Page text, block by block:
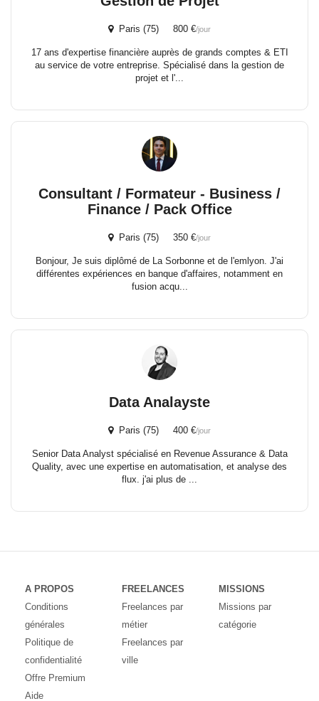
Paris (75) 800 €/jour
17 ans d'expertise financière auprès de grands comptes & ETI
au service de votre entreprise. Spécialisé dans la gestion de
projet et l'...
Consultant / Formateur - Business /
Finance / Pack Office
Paris (75) 350 €/jour
Bonjour, Je suis diplômé de La Sorbonne et de l'emlyon. J'ai
différentes expériences en banque d'affaires, notamment en
fusion acqu...
Data Analayste
Paris (75) 400 €/jour
Senior Data Analyst spécialisé en Revenue Assurance & Data
Quality, avec une expertise en automatisation, et analyse des
flux. j'ai plus de ...
A PROPOS
Conditions
générales
Politique de
confidentialité
Offre Premium
Aide
FREELANCES
Freelances par
métier
Freelances par
ville
MISSIONS
Missions par
catégorie